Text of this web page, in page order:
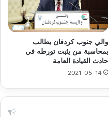
والي جنوب كردفان يطالب
بمحاسبة من يثبت تورطه في
حادث القيادة العامة
2021-05-14